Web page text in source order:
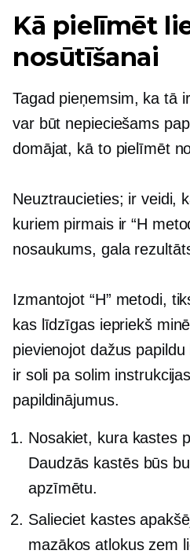
Kā pielīmēt
nosūtīšanai
Tagad pieņemsim, ka tā
var būt nepieciešams
domājat, kā to pielīmēt
Neuztraucieties; ir veidi,
kuriem pirmais ir “H
nosaukums, gala
Izmantojot “H” metodi,
kas līdzīgas iepriekš
pievienojot dažus
ir soli pa solim
papildinājumus.
Nosakiet, kura kastes
Daudzās kastēs būs
apzīmētu.
Salieciet kastes
mazākos atlokus zem